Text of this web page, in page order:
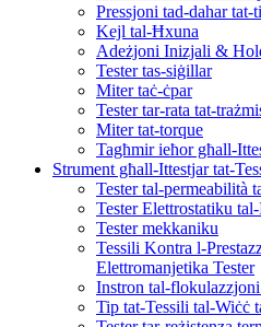
Pressjoni tad-dahar
Kejl tal-Ħxuna
Adeżjoni Inizjali &
Tester tas-siġillar
Miter taċ-ċpar
Tester tar-rata tat-
Miter tat-torque
Tagħmir ieħor għall-
Strument għall-Ittestjar tat-
Tester tal-permeabilità
Tester Elettrostatiku
Tester mekkaniku
Tessili Kontra l-
Elettromanjetika Tester
Instron tal-
Tip tat-Tessili tal-Wiċċ